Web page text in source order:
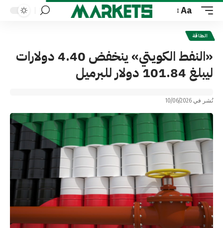
Font
Resizer
Aa
الطاقة
«النفط الكويتي» ينخفض 4.40 دولارات
ليبلغ 101.84 دولار للبرميل
نُشر في 10/06/2026